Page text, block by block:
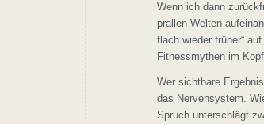
Wenn ich dann
prallen Welten
flach wieder früher“
Fitnessmythen im
Wer sichtbare
das Nervensystem.
Spruch unterschlägt